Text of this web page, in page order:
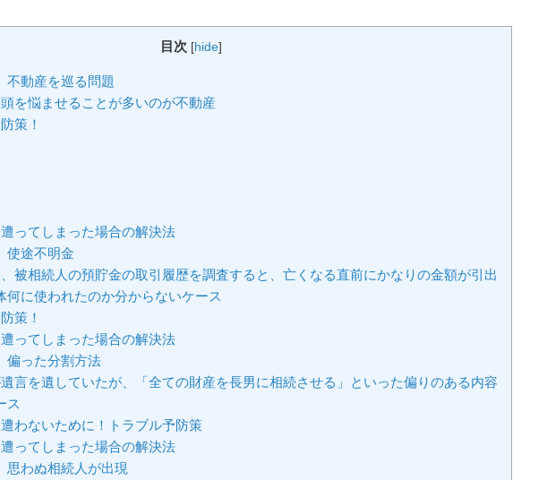
目次 [hide]
動産を巡る問題
頭を悩ませることが多いのが不動産
策！
遭ってしまった場合の解決法
途不明金
、被相続人の預貯金の取引履歴を調査すると、亡くなる直前にかなりの金額が引出
何に使われたのか分からないケース
策！
遭ってしまった場合の解決法
った分割方法
遺言を遺していたが、「全ての財産を長男に相続させる」といった偏りのある内容
ス
遭わないために！トラブル予防策
遭ってしまった場合の解決法
わぬ相続人が出現